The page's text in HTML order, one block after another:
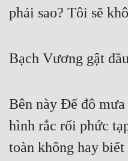
phải sao? Tôi sẽ
Bạch Vương gật
Bên này Đế đô
hình rắc rối phức
toàn không hay biết